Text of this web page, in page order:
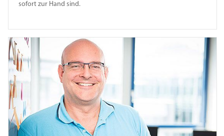
sofort zur Hand sind.